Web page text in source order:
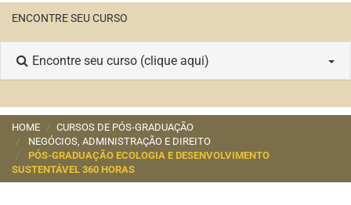
ENCONTRE SEU CURSO
Encontre seu curso (clique aqui)
HOME
CURSOS DE PÓS-GRADUAÇÃO
NEGÓCIOS, ADMINISTRAÇÃO E DIREITO
PÓS-GRADUAÇÃO ECOLOGIA E DESENVOLVIMENTO
SUSTENTÁVEL 360 HORAS